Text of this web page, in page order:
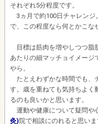
それぞれ5分程度です。
3ヵ月で約100日チャレンジ
で、この程度なら何とかこな
目標は筋肉を増やしつつ脂
あたりの細マッチョイメージ
やら。
たとえわずかな時間でも、
す。歳を重ねても気持ちよく
るのも良いかと思います。
運動や健康について疑問や
灸)院で相談にのれると思いま